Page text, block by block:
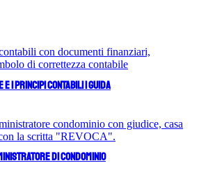
i principi contabili | Guida
di condominio